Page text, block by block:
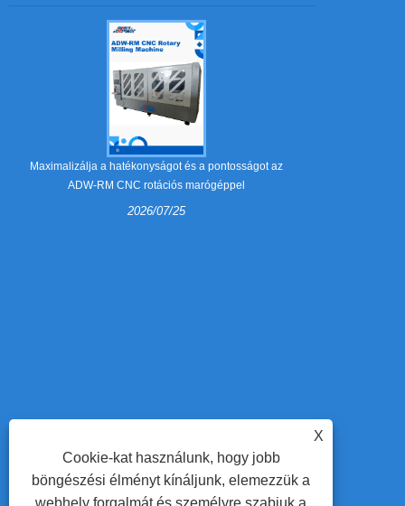
Maximalizálja a hatékonyságot és a pontosságot az
ADW-RM CNC rotációs marógéppel
2026/07/25
X
Cookie-kat használunk, hogy jobb
böngészési élményt kínáljunk, elemezzük a
webhely forgalmát és személyre szabjuk a